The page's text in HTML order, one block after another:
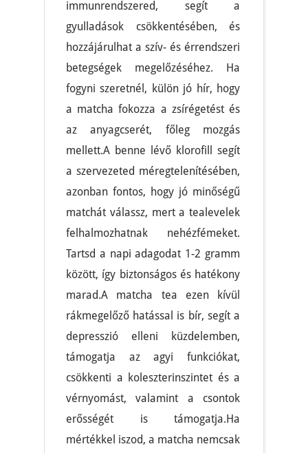
immunrendszered, segít a
gyulladások csökkentésében, és
hozzájárulhat a szív- és érrendszeri
betegségek megelőzéséhez. Ha
fogyni szeretnél, külön jó hír, hogy
a matcha fokozza a zsírégetést és
az anyagcserét, főleg mozgás
mellett.A benne lévő klorofill segít
a szervezeted méregtelenítésében,
azonban fontos, hogy jó minőségű
matchát válassz, mert a tealevelek
felhalmozhatnak nehézfémeket.
Tartsd a napi adagodat 1-2 gramm
között, így biztonságos és hatékony
marad.A matcha tea ezen kívül
rákmegelőző hatással is bír, segít a
depresszió elleni küzdelemben,
támogatja az agyi funkciókat,
csökkenti a koleszterinszintet és a
vérnyomást, valamint a csontok
erősségét is támogatja.Ha
mértékkel iszod, a matcha nemcsak